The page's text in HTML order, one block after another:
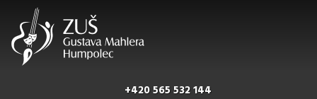
+420 565 532 144